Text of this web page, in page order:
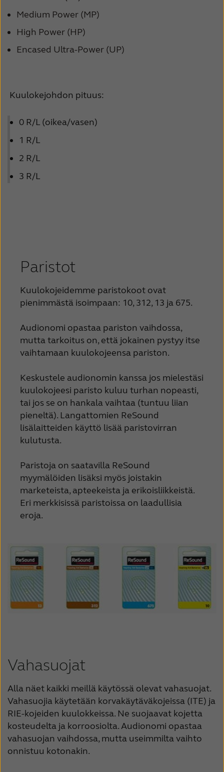
Medium Power (MP)
High Power (HP)
Encased Ultra-Power (UP)
Kuulokejohdon pituus:
0 R/L (oikea/vasen)
1 R/L
2 R/L
3 R/L
Paristot
Kuulokojeidemme paristokoot ovat
pienimmästä isoimpaan: 10, 312, 13 ja 675.
Audionomi opastaa pariston vaihdossa,
mutta tarkoitus on, että jokainen pystyy itse
vaihtamaan kuulokojeensa pariston.
Keskustele audionomin kanssa jos mielestäsi
kuulokojeesi paristo kuluu turhan nopeasti,
tai jos se on hankala vaihtaa (tuntuu liian
pieneltä). Langattomien ReSound
lisälaitteiden käyttö lisää paristovirran
kulutusta.
Paristoja on saatavilla ReSound
myymälöiden lisäksi myös joistakin
marketeista, apteekeista ja erikoisliikkeistä.
Eri merkkisissä paristoissa on laadullisia
eroja.
Vahasuojat
Alla näet kaikki meillä käytössä olevat vahasuojat.
Vahasuojia käytetään korvakäytäväkojeissa (ITE) ja
RIE-kojeiden kuulokkeissa. Ne suojaavat kojetta
kosteudelta ja korroosiolta. Audionomi opastaa
vahasuojan vaihdossa, mutta useimmilta vaihto
onnistuu kotonakin.